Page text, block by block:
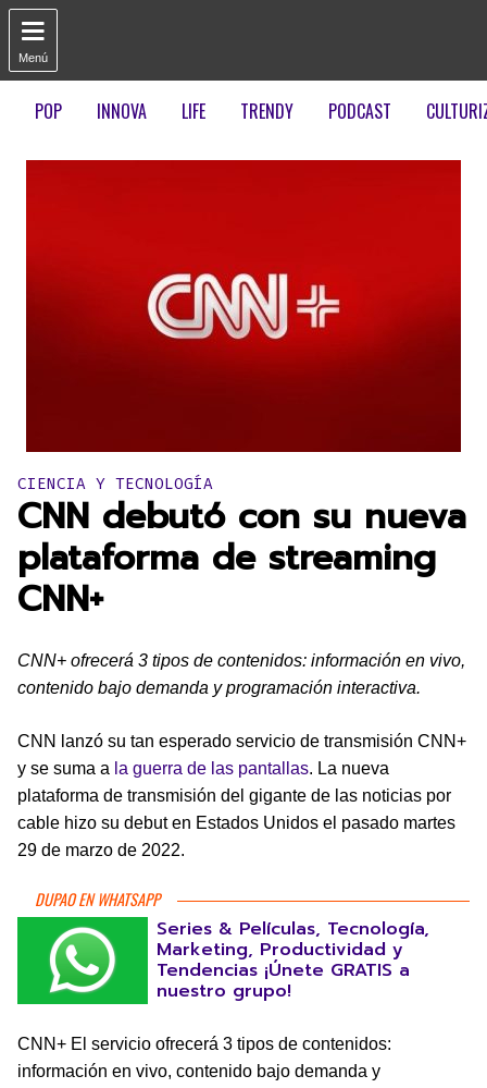

Menú
POP INNOVA LIFE TRENDY PODCAST
Publicado en:
CIENCIA Y TECNOLOGÍA
CNN debutó con su nueva
plataforma de streaming
CNN+
CNN+ ofrecerá 3 tipos de contenidos: información en vivo,
contenido bajo demanda y programación interactiva.
CNN lanzó su tan esperado servicio de transmisión CNN+
y se suma a la guerra de las pantallas. La nueva
plataforma de transmisión del gigante de las noticias por
cable hizo su debut en Estados Unidos el pasado martes
29 de marzo de 2022.
DUPAO EN WHATSAPP
Series & Películas, Tecnología,
Marketing, Productividad y
Tendencias ¡Únete GRATIS a
nuestro grupo!
CNN+ El servicio ofrecerá 3 tipos de contenidos:
información en vivo, contenido bajo demanda y